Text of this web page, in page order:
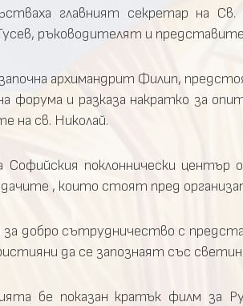
главният секретар на
ръководителят и
архимандрит Филип,
форума и разказа накратко за
на св. Николай.
поклоннически
, които стоят пред
за добро сътрудничество с
да се запознаят със
бе показан кратък филм за